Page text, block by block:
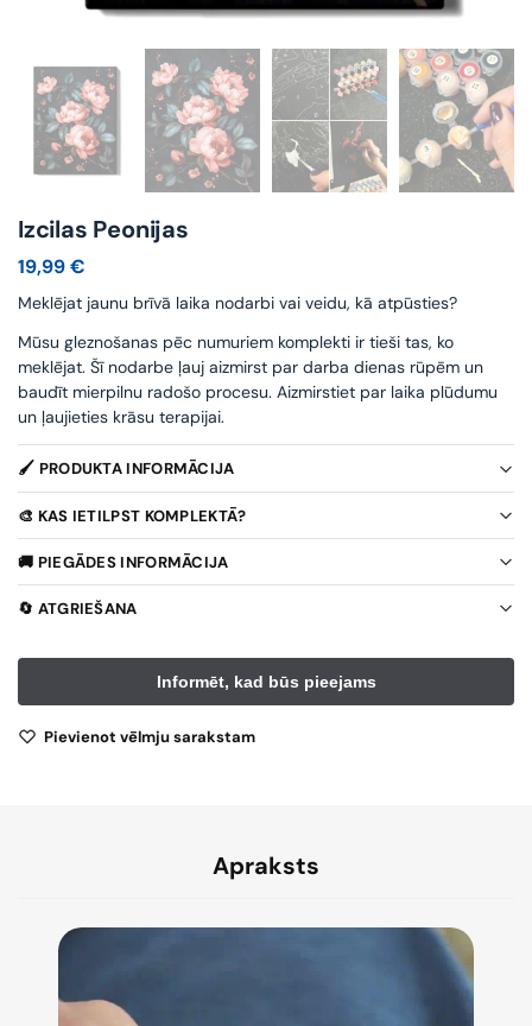
Izcilas Peonijas
19,99€
Meklējat jaunu brīvā laika nodarbi vai veidu, kā atpūsties?
Mūsu gleznošanas pēc numuriem komplekti ir tieši tas, ko
meklējat. Šī nodarbe ļauj aizmirst par darba dienas rūpēm un
baudīt mierpilnu radošo procesu. Aizmirstiet par laika plūdumu
un ļaujieties krāsu terapijai.
🖌️ PRODUKTA INFORMĀCIJA
🎨 KAS IETILPST KOMPLEKTĀ?
🚚 PIEGĀDES INFORMĀCIJA
🔄 ATGRIEŠANA
Pievienot vēlmju sarakstam
Apraksts